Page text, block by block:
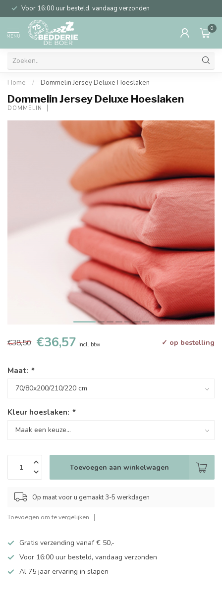
Voor 16:00 uur besteld, vandaag verzonden
MENU
0
Home / Dommelin Jersey Deluxe Hoeslaken
Dommelin Jersey Deluxe Hoeslaken
DOMMELIN
€38,50 €36,57 Incl. btw ✓ op bestelling
Maat: *
Kleur hoeslaken: *
Toevoegen aan winkelwagen
Op maat voor u gemaakt 3-5 werkdagen
Toevoegen om te vergelijken
Gratis verzending vanaf € 50,-
Voor 16:00 uur besteld, vandaag verzonden
Al 75 jaar ervaring in slapen